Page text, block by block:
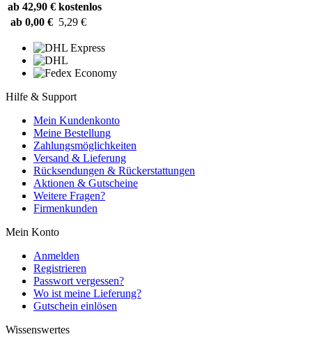
ab 42,90 € kostenlos
ab 0,00 € 5,29 €
Hilfe & Support
Mein Kundenkonto
Meine Bestellung
Zahlungsmöglichkeiten
Versand & Lieferung
Rücksendungen & Rückerstattungen
Aktionen & Gutscheine
Weitere Fragen?
Firmenkunden
Mein Konto
Anmelden
Registrieren
Passwort vergessen?
Wo ist meine Lieferung?
Gutschein einlösen
Wissenswertes